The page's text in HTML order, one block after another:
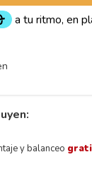
y balanceo